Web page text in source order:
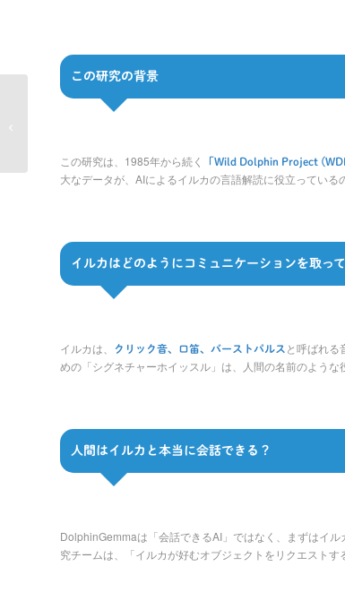
この研究の背景
この研究は、1985年から続く 「Wild Dolphin Project
大なデータが、AIによるイルカの言語解読に役立っている
イルカはどのようにコミュニケーションを取っ
イルカは、 クリック音、口笛、バーストパルス と呼ばれる
めの「シグネチャーホイッスル」は、人間の名前のような
人間はイルカと本当に会話できる？
DolphinGemmaは「会話できるAI」ではなく、まずはイ
究チームは、「イルカが好むオブジェクトをリクエスト
海洋生物の魅力を発